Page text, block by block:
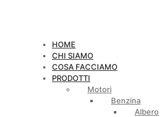
HOME
CHI SIAMO
COSA FACCIAMO
PRODOTTI
Motori
Benzina
Albero